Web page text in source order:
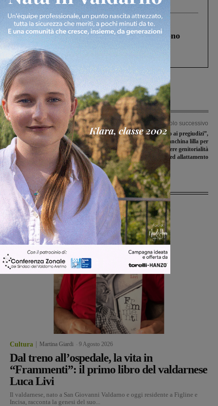
Levane nel 2020
Cronaca 4 Agosto 2026
Un anno fa la strage in A1 in cui morirono
Gianni, Giulia e Franco. Lo schianto, il
processo, lo stop ai sorpassi fra tir....
Articolo precedente
La Unomaglia Valdarninsieme ad
Acqui Terme per tornare a vincere
Articolo successivo
“Mamme diamo scacco ai pregiudizi”,
inaugurata la panchina lilla per
sensibilizzare e sostenere genitorialità
ed allattamento
Ultime Notizie
Cultura Martina Giardi 9 Agosto 2026
Dal treno all’ospedale, la vita in
“Frammenti”: il primo libro del valdarnese
Luca Livi
Il valdarnese, nato a San Giovanni Valdarno e oggi residente a Figline e
Incisa, racconta la genesi del suo...